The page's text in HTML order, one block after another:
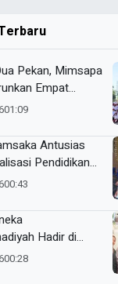
Pekan, Mimsapa
Empat
LBB HUT Ke-
01:09
Antusias
Pendidikan
Luar Negeri
00:43
Hadir di
Aisyiyah
00:28